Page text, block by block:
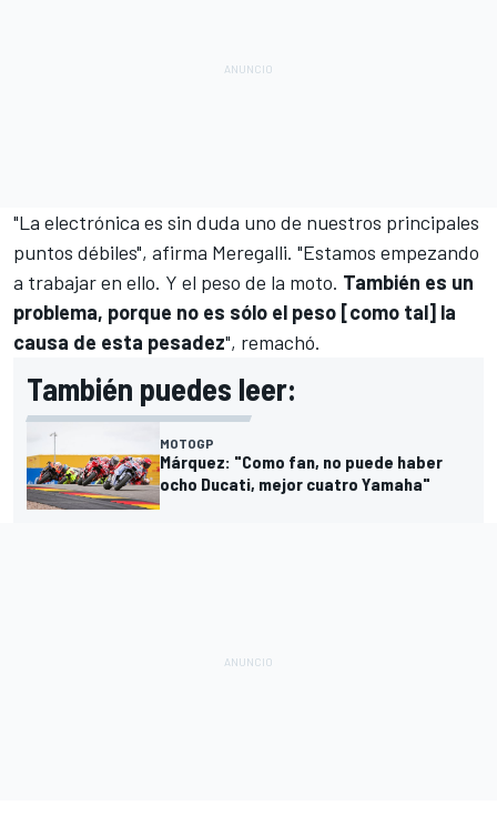
"La electrónica es sin duda uno de nuestros principales
puntos débiles", afirma Meregalli. "Estamos empezando
a trabajar en ello. Y el peso de la moto. También es un
problema, porque no es sólo el peso [como tal] la
causa de esta pesadez", remachó.
También puedes leer:
MOTOGP
Márquez: "Como fan, no puede haber
ocho Ducati, mejor cuatro Yamaha"